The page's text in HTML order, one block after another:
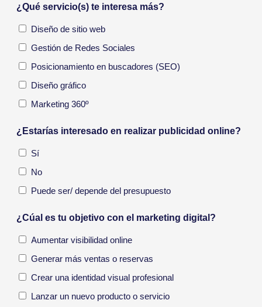
¿Qué servicio(s) te interesa más?
Diseño de sitio web
Gestión de Redes Sociales
Posicionamiento en buscadores (SEO)
Diseño gráfico
Marketing 360º
¿Estarías interesado en realizar publicidad online?
Sí
No
Puede ser/ depende del presupuesto
¿Cúal es tu objetivo con el marketing digital?
Aumentar visibilidad online
Generar más ventas o reservas
Crear una identidad visual profesional
Lanzar un nuevo producto o servicio